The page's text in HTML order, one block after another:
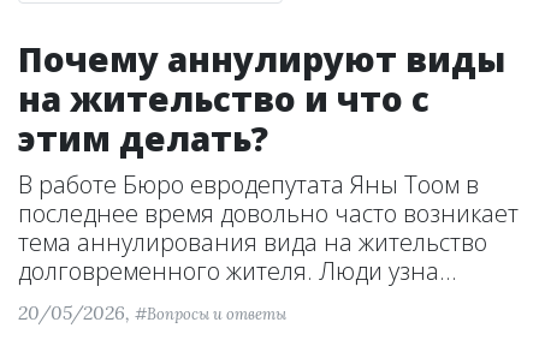
Почему аннулируют виды
на жительство и что с
этим делать?
В работе Бюро евродепутата Яны Тоом в
последнее время довольно часто возникает
тема аннулирования вида на жительство
долговременного жителя. Люди узна...
20/05/2026, #Вопросы и ответы